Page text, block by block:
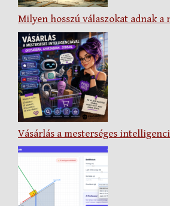
Milyen hosszú válaszokat adnak a
Vásárlás a mesterséges